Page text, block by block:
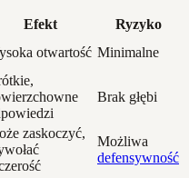
Efekt
Ryzyko
otwartość Minimalne
Brak głębi
zaskoczyć,
Możliwa
defensywność